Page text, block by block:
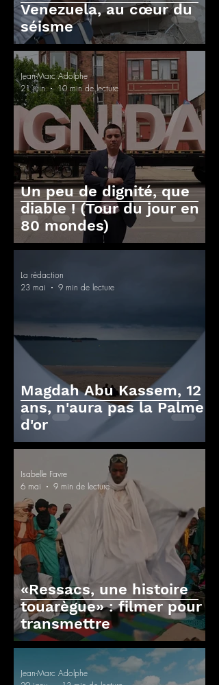
Venezuela, au cœur du
séisme
Un peu de dignité, que
diable ! (Tour du jour en
80 mondes)
Jean-Marc Adolphe
21 juin
10 min de lecture
Magdah Abu Kassem, 12
ans, n'aura pas la Palme
d'or
La rédaction
23 mai
9 min de lecture
«Ressacs, une histoire
touarègue» : filmer pour
transmettre
Isabelle Favre
6 mai
9 min de lecture
Jean-Marc Adolphe